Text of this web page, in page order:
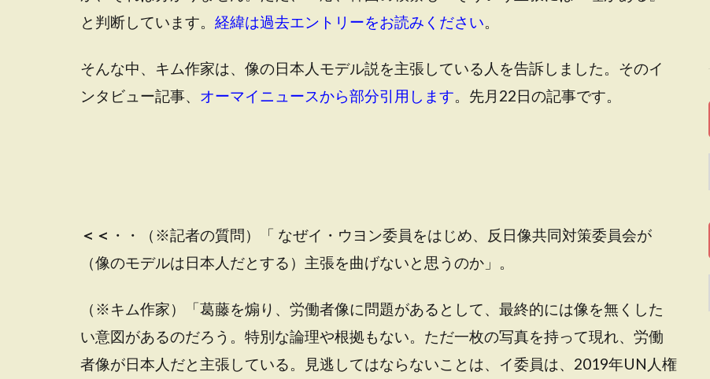
と判断しています。 経緯は過去エントリーをお読みください。
そんな中、キム作家は、像の日本人モデル説を主張している人を告訴しました。そのイ
ンタビュー記事、 オーマイニュースから部分引用します。先月22日の記事です。
＜＜ ・・（※記者の質問）「 なぜイ・ウヨン委員をはじめ、反日像共同対策委員会が
（像のモデルは日本人だとする）主張を曲げないと思うのか」。
（※キム作家）「葛藤を煽り、労働者像に問題があるとして、最終的には像を無くした
い意図があるのだろう。特別な論理や根拠もない。ただ一枚の写真を持って現れ、労働
者像が日本人だと主張している。見逃してはならないことは、イ委員は、2019年UN人権